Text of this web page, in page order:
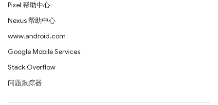
Pixel 帮助中心
Nexus 帮助中心
www.android.com
Google Mobile Services
Stack Overflow
问题跟踪器